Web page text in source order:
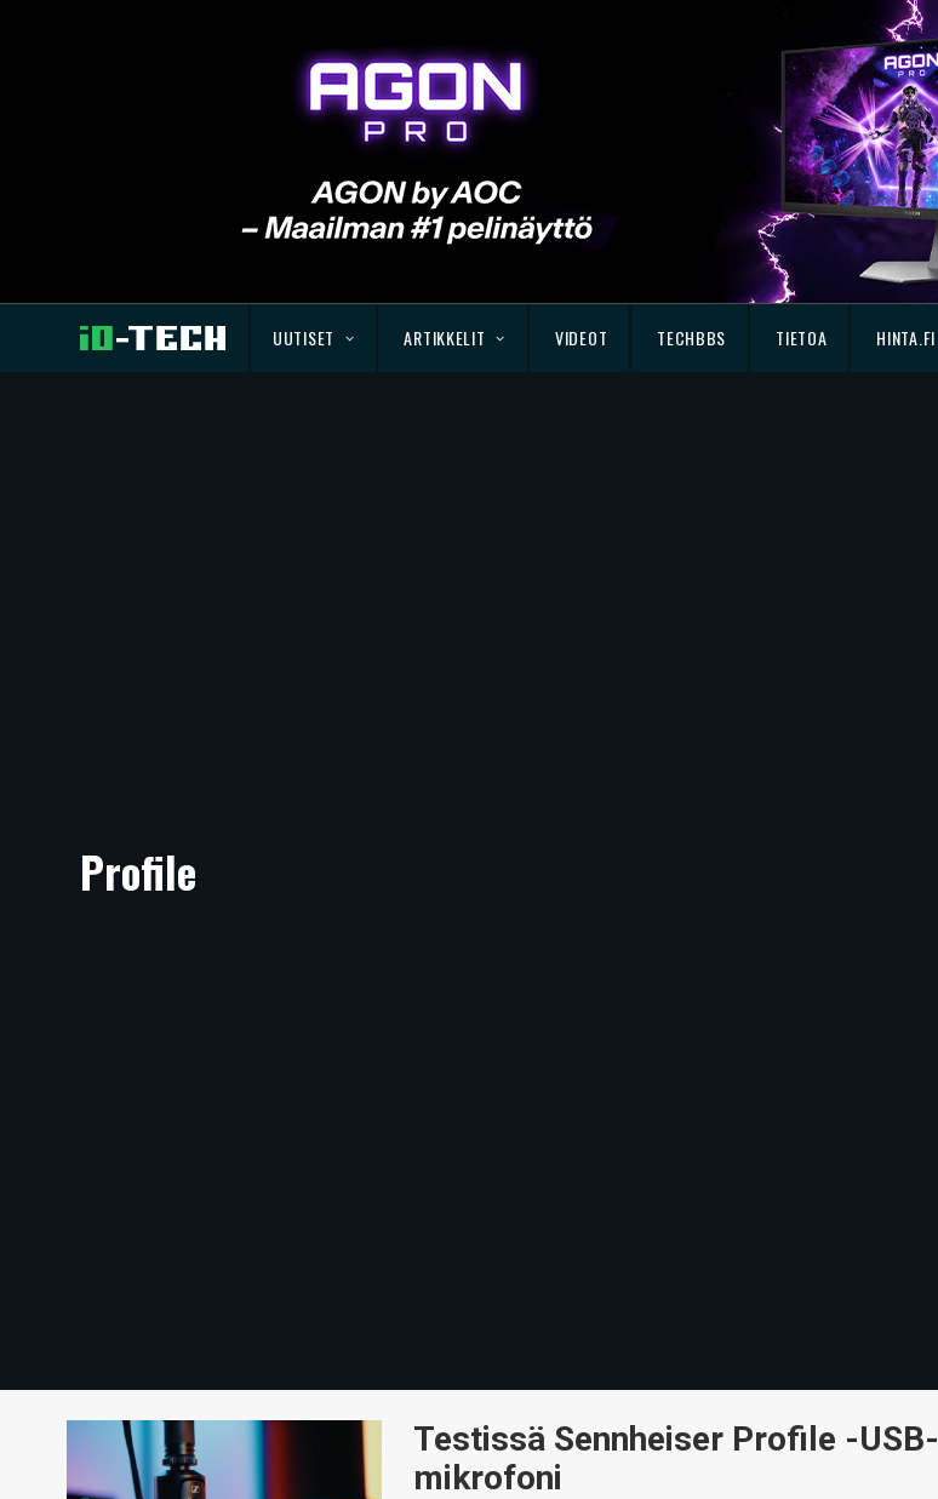
UUTISET ARTIKKELIT VIDEOT TECHBBS TIETOA HINTA.FI
Profile
Testissä Sennheiser Profile -USB-
mikrofoni